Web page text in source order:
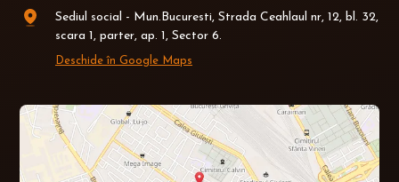
Sediul social - Mun.Bucuresti, Strada Ceahlaul nr, 12, bl. 32,
scara 1, parter, ap. 1, Sector 6.
Deschide în Google Maps